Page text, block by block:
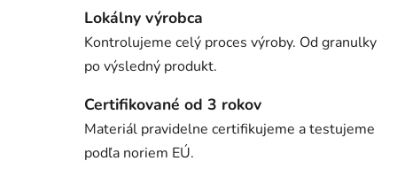
Lokálny výrobca
Kontrolujeme celý proces výroby. Od granulky
po výsledný produkt.
Certifikované od 3 rokov
Materiál pravidelne certifikujeme a testujeme
podľa noriem EÚ.